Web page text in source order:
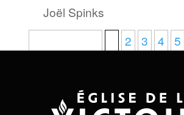
Joël Spinks
2 3 4 5